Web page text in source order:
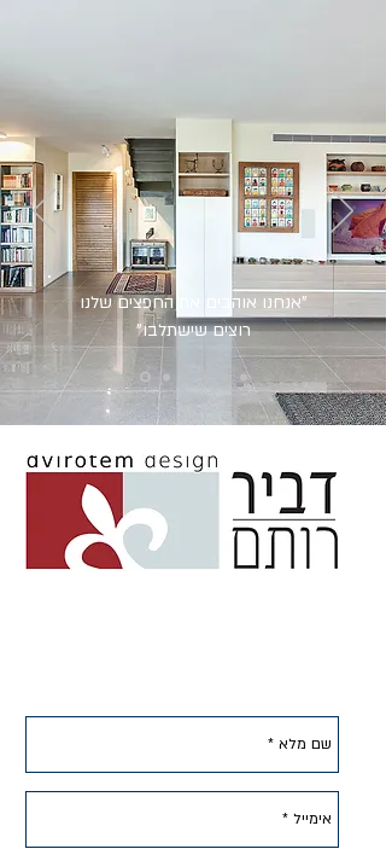
"אנחנו אוהבים את החפצים שלנו
רוצים שישתלבו"